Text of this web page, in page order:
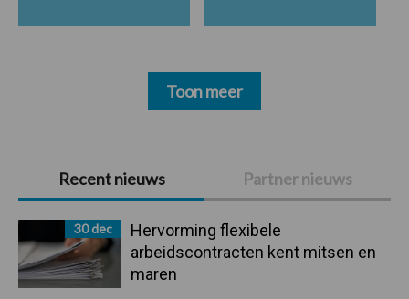
Primaire
Sidebar
Recent nieuws Partner nieuws
30 dec
Hervorming flexibele
arbeidscontracten kent mitsen en
maren
Toon meer